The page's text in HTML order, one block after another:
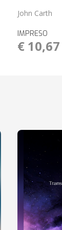
John Carth
IMPRESO
€ 10,67